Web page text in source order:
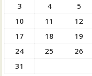
3
4 5
10
11 12
17
18 19
24
25 26
31